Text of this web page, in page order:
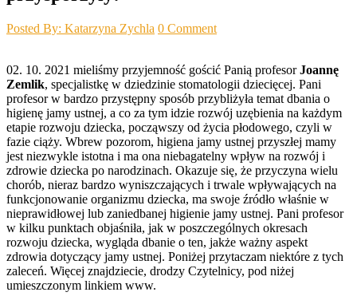
Posted By: Katarzyna Zychla 0 Comment
02. 10. 2021 mieliśmy przyjemność gościć Panią profesorJoannę
Zemlik, specjalistkę w dziedzinie stomatologii dziecięcej. Pani
profesor w bardzo przystępny sposób przybliżyła temat dbania o
higienę jamy ustnej, a co za tym idzie rozwój uzębienia na każdym
etapie rozwoju dziecka, począwszy od życia płodowego, czyli w
fazie ciąży. Wbrew pozorom, higiena jamy ustnej przyszłej mamy
jest niezwykle istotna i ma ona niebagatelny wpływ na rozwój i
zdrowie dziecka po narodzinach. Okazuje się, że przyczyna wielu
chorób, nieraz bardzo wyniszczających i trwale wpływających na
funkcjonowanie organizmu dziecka, ma swoje źródło właśnie w
nieprawidłowej lub zaniedbanej higienie jamy ustnej. Pani profesor
w kilku punktach objaśniła, jak w poszczególnych okresach
rozwoju dziecka, wygląda dbanie o ten, jakże ważny aspekt
zdrowia dotyczący jamy ustnej. Poniżej przytaczam niektóre z tych
zaleceń. Więcej znajdziecie, drodzy Czytelnicy, pod niżej
umieszczonym linkiem www.